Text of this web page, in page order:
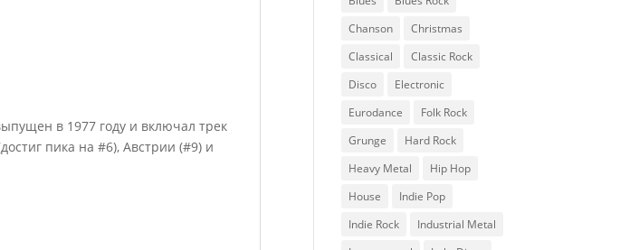
в 1977 году и включал трек
пика на #6), Австрии (#9) и
Chanson
Christmas
Classical
Classic Rock
Disco
Electronic
Eurodance
Folk Rock
Grunge
Hard Rock
Heavy Metal
Hip Hop
House
Indie Pop
Indie Rock
Industrial Metal